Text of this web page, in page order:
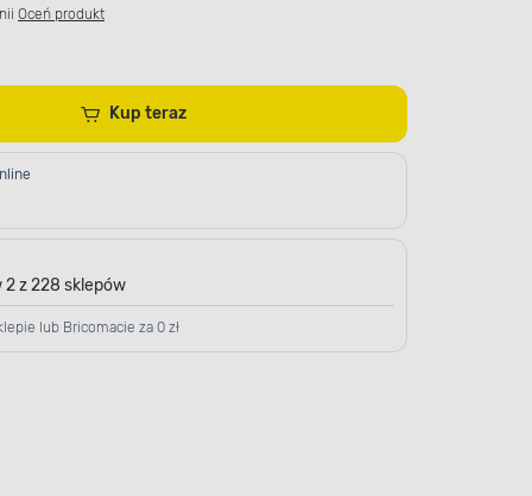
Oceń produkt
Kup teraz
2 z 228 sklepów
lub Bricomacie za 0 zł